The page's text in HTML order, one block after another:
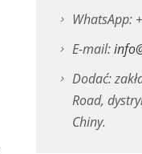
WhatsApp:
E-mail:
Dodać:
Road,
Chiny.